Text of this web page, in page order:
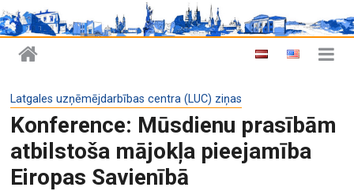
Latgales uzņēmējdarbības centra (LUC) ziņas
Konference: Mūsdienu prasībām
atbilstoša mājokļa pieejamība
Eiropas Savienībā